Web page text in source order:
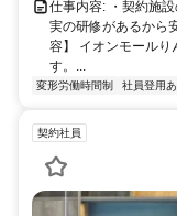
仕事内容: ・契約施
実の研修があるから
容】 イオンモールり
す。...
変形労働時間制 社員登用あ
契約社員